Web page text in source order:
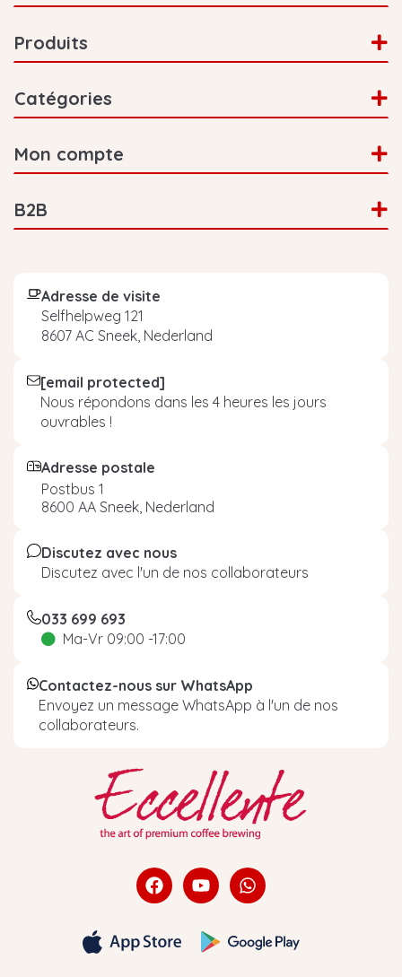
Produits
Catégories
Mon compte
B2B
Adresse de visite
Selfhelpweg 121
8607 AC Sneek, Nederland
[email protected]
Nous répondons dans les 4 heures les jours
ouvrables !
Adresse postale
Postbus 1
8600 AA Sneek, Nederland
Discutez avec nous
Discutez avec l'un de nos collaborateurs
033 699 693
Ma-Vr 09:00 -17:00
Contactez-nous sur WhatsApp
Envoyez un message WhatsApp à l'un de nos
collaborateurs.